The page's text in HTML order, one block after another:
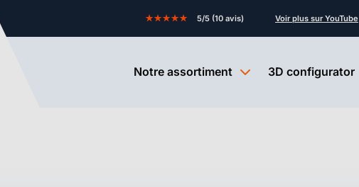
★★★★★ 5/5 (10 avis) Voir plus sur YouTube
Notre assortiment 3D configurator